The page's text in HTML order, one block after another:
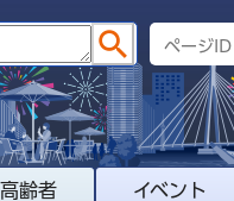
高齢者 イベント